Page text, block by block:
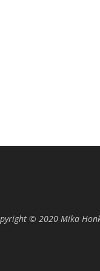
© 2020 Mika